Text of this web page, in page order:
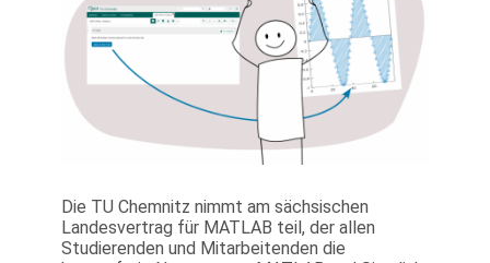
Die TU Chemnitz nimmt am sächsischen
Landesvertrag für MATLAB teil, der allen
Studierenden und Mitarbeitenden die